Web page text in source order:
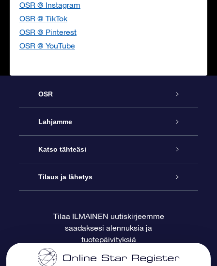
OSR @ Instagram
OSR @ TikTok
OSR @ Pinterest
OSR @ YouTube
OSR
Palvelu
Ota meihin yhteyttä
Blogi
Arvostelut
Lahjamme
Online Star -lahja
OSR-lahjapakkaus
OSR-lahjakortti
Yrityslahjat
Katso tähteäsi
Star Register
Henkilökohtainen Tähtisivu
One Million Stars
Tilaus ja lähetys
Maksutiedot
Toimitustiedot
Tilaa ILMAINEN uutiskirjeemme
saadaksesi alennuksia ja
tuotepäivityksiä